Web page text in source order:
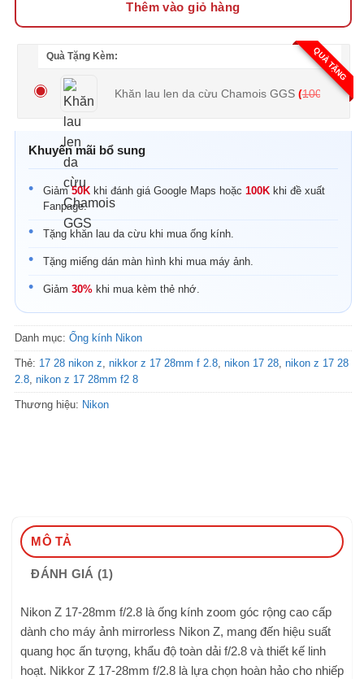
Thêm vào giỏ hàng
QUÀ TẶNG
Quà Tặng Kèm:
Khăn lau len da cừu Chamois GGS
(100.000₫
Khuyến mãi bổ sung
Giảm50K khi đánh giá Google Maps hoặc 100K khi đề xuất
Fanpage.
Tặng khăn lau da cừu khi mua ống kính.
Tặng miếng dán màn hình khi mua máy ảnh.
Giảm 30% khi mua kèm thẻ nhớ.
Danh mục: Ống kính Nikon
Thẻ: 17 28 nikon z, nikkor z 17 28mm f 2.8, nikon 17 28, nikon z 17 28
2.8, nikon z 17 28mm f2 8
Thương hiệu: Nikon
MÔ TẢ
ĐÁNH GIÁ (1)
Nikon Z 17-28mm f/2.8 là ống kính zoom góc rộng cao cấp
dành cho máy ảnh mirrorless Nikon Z, mang đến hiệu suất
quang học ấn tượng, khẩu độ toàn dải f/2.8 và thiết kế linh
hoạt. Nikkor Z 17-28mm f/2.8 là lựa chọn hoàn hảo cho nhiếp